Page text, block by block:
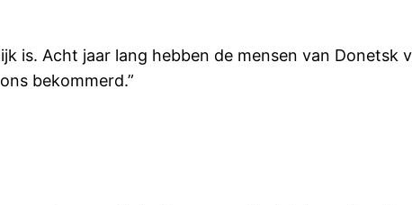
is. Acht jaar lang hebben de mensen van Donetsk
bekommerd.”